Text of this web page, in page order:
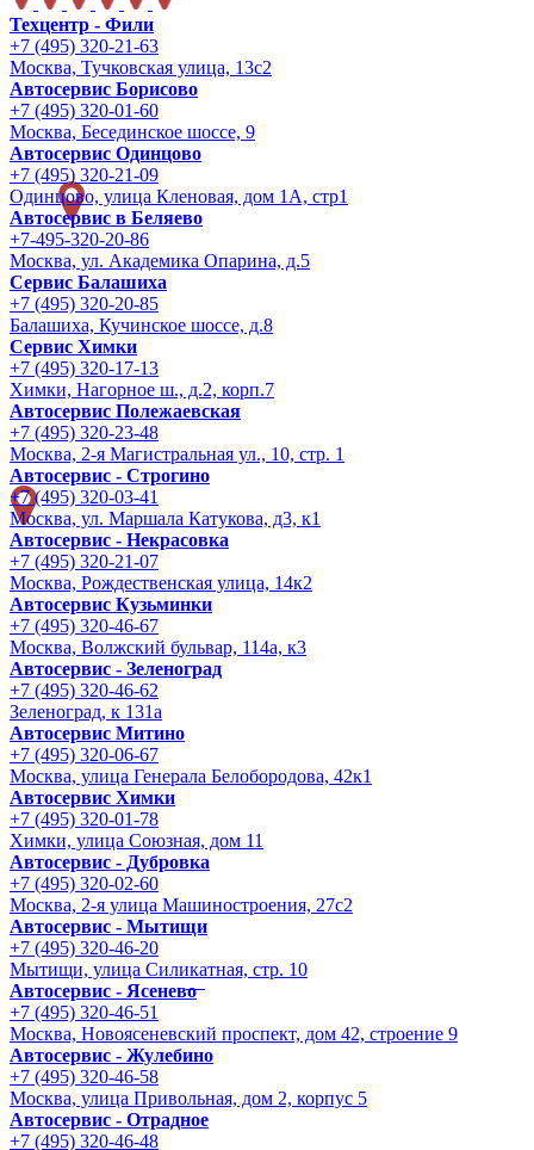
Техцентр - Фили
+7 (495) 320-21-63
Москва, Тучковская улица, 13с2
Автосервис Борисово
+7 (495) 320-01-60
Москва, Бесединское шоссе, 9
Автосервис Одинцово
+7 (495) 320-21-09
Одинцово, улица Кленовая, дом 1А, стр1
Автосервис в Беляево
+7-495-320-20-86
Москва, ул. Академика Опарина, д.5
Сервис Балашиха
+7 (495) 320-20-85
Балашиха, Кучинское шоссе, д.8
Сервис Химки
+7 (495) 320-17-13
Химки, Нагорное ш., д.2, корп.7
Автосервис Полежаевская
+7 (495) 320-23-48
Москва, 2-я Магистральная ул., 10, стр. 1
Автосервис - Строгино
+7 (495) 320-03-41
Москва, ул. Маршала Катукова, д3, к1
Автосервис - Некрасовка
+7 (495) 320-21-07
Москва, Рождественская улица, 14к2
Автосервис Кузьминки
+7 (495) 320-46-67
Москва, Волжский бульвар, 114а, к3
Автосервис - Зеленоград
+7 (495) 320-46-62
Зеленоград, к 131а
Автосервис Митино
+7 (495) 320-06-67
Москва, улица Генерала Белобородова, 42к1
Автосервис Химки
+7 (495) 320-01-78
Химки, улица Союзная, дом 11
Автосервис - Дубровка
+7 (495) 320-02-60
Москва, 2-я улица Машиностроения, 27с2
Автосервис - Мытищи
+7 (495) 320-46-20
Мытищи, улица Силикатная, стр. 10
Автосервис - Ясенево
+7 (495) 320-46-51
Москва, Новоясеневский проспект, дом 42, строение 9
Автосервис - Жулебино
+7 (495) 320-46-58
Москва, улица Привольная, дом 2, корпус 5
Автосервис - Отрадное
+7 (495) 320-46-48